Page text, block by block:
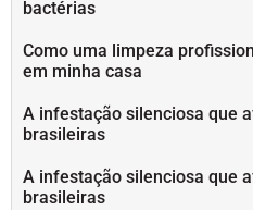
bactérias
Como uma limpeza
em minha casa
A infestação silenciosa que
brasileiras
A infestação silenciosa que
brasileiras